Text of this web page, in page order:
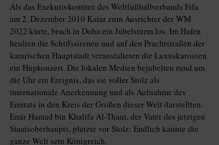
Als das Exekutivkomitee des Weltfußballverbands Fifa
am 2. Dezember 2010 Katar zum Ausrichter der WM
2022 kürte, brach in Doha ein Jubelsturm los. Im Hafen
heulten die Schiffssirenen und auf den Prachtstraßen der
katarischen Hauptstadt veranstalteten die Luxuskarossen
ein Hupkonzert. Die lokalen Medien bejubelten rund um
die Uhr ein Ereignis, das sie voller Stolz als
internationale Anerkennung und als Aufnahme des
Emirats in den Kreis der Großen dieser Welt darstellten.
Emir Hamad bin Khalifa Al-Thani, der Vater des jetzigen
Staatsoberhaupts, platzte vor Stolz: Endlich kannte die
ganze Welt sein Königreich.